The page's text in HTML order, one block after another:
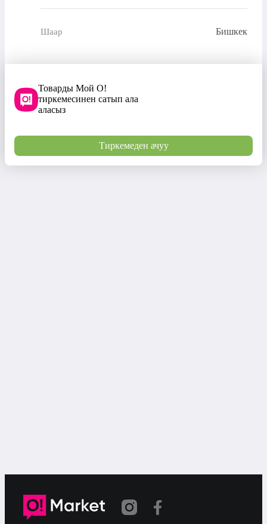
Шаар Бишкек
Товарды Мой О!
тиркемесинен сатып ала
аласыз
Тиркемеден ачуу